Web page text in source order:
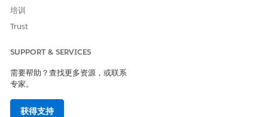
培训
Trust
SUPPORT & SERVICES
需要帮助？查找更多资源，或联系
专家。
获得支持